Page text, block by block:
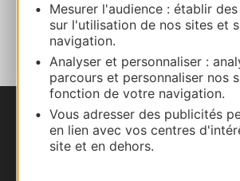
Mesurer l'audience : établir
sur l'utilisation de nos sites et
navigation.
Analyser et personnaliser :
parcours et personnaliser nos
fonction de votre navigation.
Vous adresser des publicités
en lien avec vos centres
site et en dehors.
AJOUTER
AU CARNET
Nous contacter